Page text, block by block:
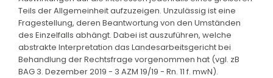
Teils der Allgemeinheit aufzuzeigen. Unzulässig ist eine
Fragestellung, deren Beantwortung von den Umständen
des Einzelfalls abhängt. Dabei ist auszuführen, welche
abstrakte Interpretation das Landesarbeitsgericht bei
Behandlung der Rechtsfrage vorgenommen hat (vgl. zB
BAG 3. Dezember 2019 - 3 AZM 19/19 - Rn. 11 f. mwN).